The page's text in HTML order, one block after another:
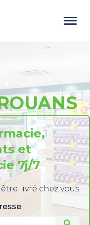
et
7j/7
livré chez vous